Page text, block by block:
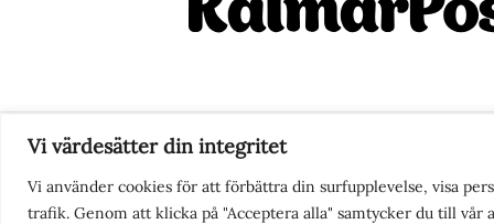
Vi värdesätter din integritet
Vi använder cookies för att förbättra din surfupplevelse, visa
trafik. Genom att klicka på "Acceptera alla" samtycker du till vår
Nyhetstips eller frågor?